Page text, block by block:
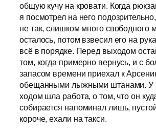
общую кучу на кровати. Когда
я посмотрел на него
не так, слишком много свободного
осталось, потом взвесил его на
всё в порядке. Перед выходом
том, когда примерно вернусь, и с
запасом времени приехал к
обещанными лыжными штанами. У
ходом шла работа, о том, что он
собирается напоминал лишь,
короче, ехали на такси.